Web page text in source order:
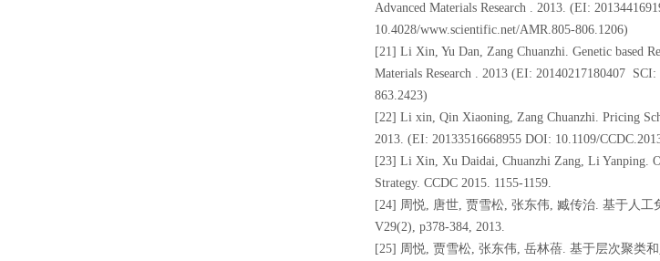
Advanced Materials Research . 2013. (EI:
10.4028/www.scientific.net/AMR.805-806.1206)
[21] Li Xin, Yu Dan, Zang Chuanzhi. Genetic based
Materials Research . 2013 (EI: 20140217180407
863.2423)
[22] Li xin, Qin Xiaoning, Zang Chuanzhi. Pricing
2013. (EI: 20133516668955 DOI: 10.1109/
[23] Li Xin, Xu Daidai, Chuanzhi Zang, Li Yanping.
Strategy. CCDC 2015. 1155-1159.
[24] 周悦, 唐世, 贾雪松, 张东伟, 臧传治. 基于人
V29(2), p378-384, 2013.
[25] 周悦, 贾雪松, 张东伟, 岳林蓓. 基于层次聚类